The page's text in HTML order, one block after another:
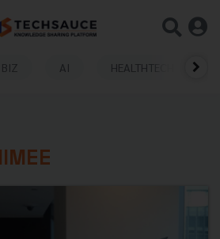
AI HEALTHTECH